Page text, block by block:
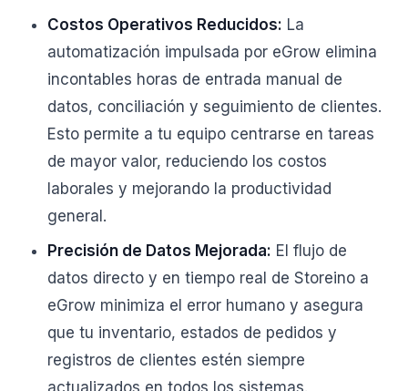
Costos Operativos Reducidos: La
automatización impulsada por eGrow elimina
incontables horas de entrada manual de
datos, conciliación y seguimiento de clientes.
Esto permite a tu equipo centrarse en tareas
de mayor valor, reduciendo los costos
laborales y mejorando la productividad
general.
Precisión de Datos Mejorada: El flujo de
datos directo y en tiempo real de Storeino a
eGrow minimiza el error humano y asegura
que tu inventario, estados de pedidos y
registros de clientes estén siempre
actualizados en todos los sistemas.